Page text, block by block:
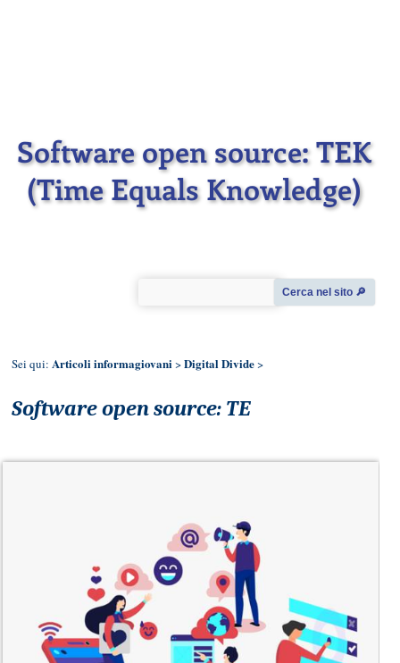
Software open source: TEK
(Time Equals Knowledge)
Cerca nel sito 🔎︎
Sei qui: Articoli informagiovani>Digital Divide>
Software open source: TE